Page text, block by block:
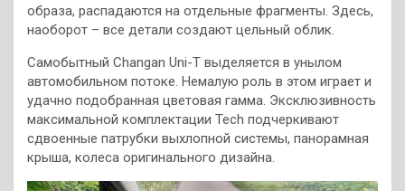
образа, распадаются на отдельные фрагменты. Здесь,
наоборот – все детали создают цельный облик.
Самобытный Changan Uni-T выделяется в унылом
автомобильном потоке. Немалую роль в этом играет и
удачно подобранная цветовая гамма. Эксклюзивность
максимальной комплектации Tech подчеркивают
сдвоенные патрубки выхлопной системы, панорамная
крыша, колеса оригинального дизайна.